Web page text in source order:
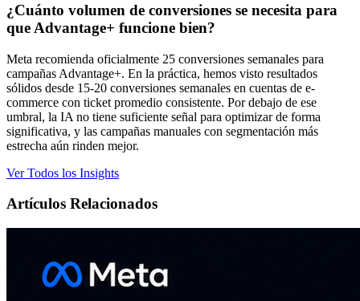
¿Cuánto volumen de conversiones se necesita para
que Advantage+ funcione bien?
Meta recomienda oficialmente 25 conversiones semanales para
campañas Advantage+. En la práctica, hemos visto resultados
sólidos desde 15-20 conversiones semanales en cuentas de e-
commerce con ticket promedio consistente. Por debajo de ese
umbral, la IA no tiene suficiente señal para optimizar de forma
significativa, y las campañas manuales con segmentación más
estrecha aún rinden mejor.
Ver Todos los Insights
Artículos Relacionados